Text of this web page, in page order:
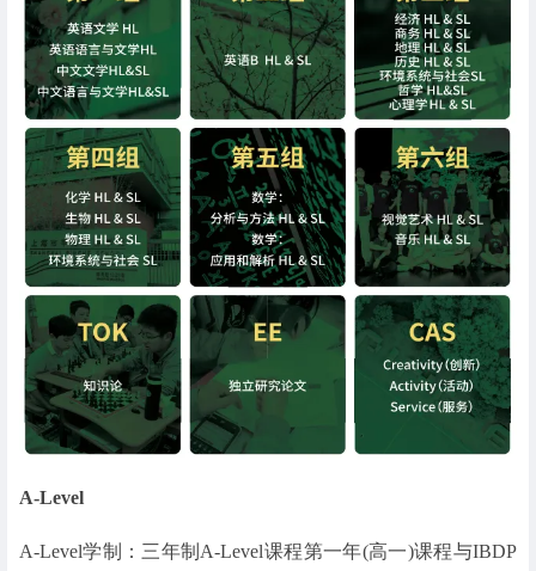
A-Level
A-Level学制：三年制A-Level课程第一年(高一)课程与IBDP